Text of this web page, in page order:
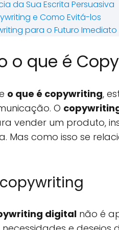
da Sua Escrita Persuasiva
e Como Evitá-los
para o Futuro Imediato
o que é
o que é copywriting,
O
vender um produto,
Mas como isso se
digital não é